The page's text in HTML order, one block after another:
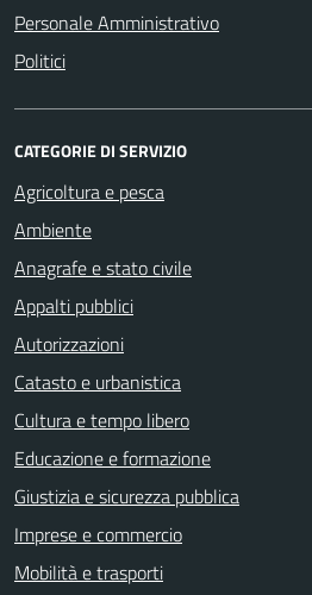
Personale Amministrativo
Politici
CATEGORIE DI SERVIZIO
Agricoltura e pesca
Ambiente
Anagrafe e stato civile
Appalti pubblici
Autorizzazioni
Catasto e urbanistica
Cultura e tempo libero
Educazione e formazione
Giustizia e sicurezza pubblica
Imprese e commercio
Mobilità e trasporti